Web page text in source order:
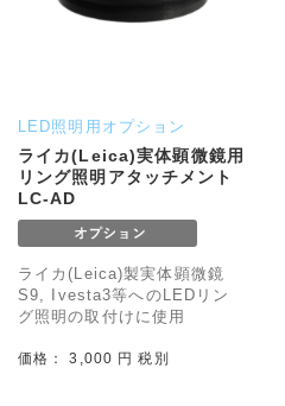
LED照明用オプション
ライカ(Leica)実体顕微鏡用
リング照明アタッチメント
LC-AD
ライカ(Leica)製実体顕微鏡
S9, Ivesta3等へのLEDリン
グ照明の取付けに使用
価格： 3,000 円 税別